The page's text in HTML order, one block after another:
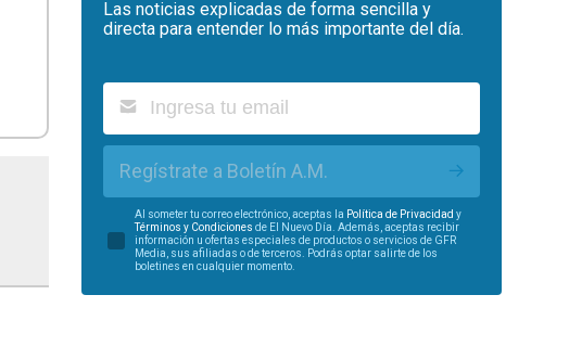
Las noticias explicadas de forma sencilla y
directa para entender lo más importante del día.
Regístrate a Boletín A.M.
Al someter tu correo electrónico, aceptas la Política de Privacidad y
Términos y Condiciones de El Nuevo Día. Además, aceptas recibir
información u ofertas especiales de productos o servicios de GFR
Media, sus afiliadas o de terceros. Podrás optar salirte de los
boletines en cualquier momento.